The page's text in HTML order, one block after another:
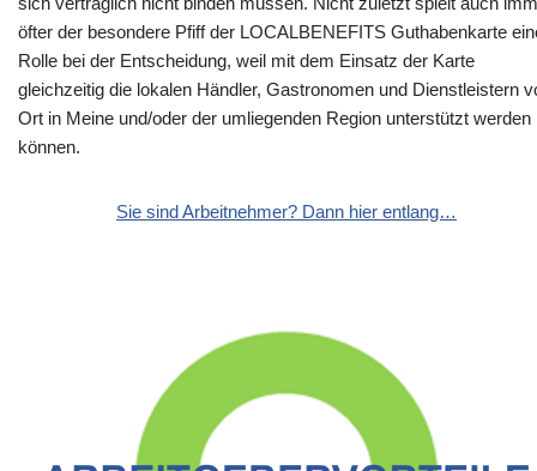
öfter der besondere Pfiff der LOCALBENEFITS Guthabenkarte
Rolle bei der Entscheidung, weil mit dem Einsatz der Karte
gleichzeitig die lokalen Händler, Gastronomen und Dienstleistern
Ort in Meine und/oder der umliegenden Region unterstützt werden
können.
Sie sind Arbeitnehmer? Dann hier entlang…